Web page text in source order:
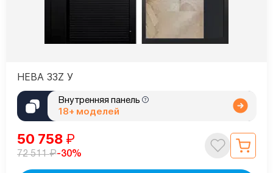
НЕВА 33Z У
Внутренняя панель
18+ моделей
50 758 ₽
72 511₽-30%